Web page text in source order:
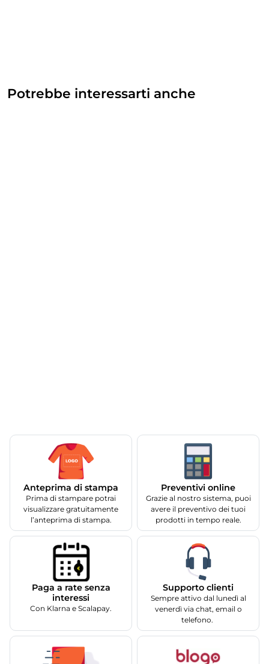
Potrebbe interessarti anche
Anteprima di stampa
Prima di stampare potrai
visualizzare gratuitamente
l’anteprima di stampa.
Preventivi online
Grazie al nostro sistema, puoi
avere il preventivo dei tuoi
prodotti in tempo reale.
Paga a rate senza
interessi
Con Klarna e Scalapay.
Supporto clienti
Sempre attivo dal lunedì al
venerdì via chat, email o
telefono.